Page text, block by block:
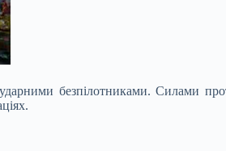
безпілотниками. Силами